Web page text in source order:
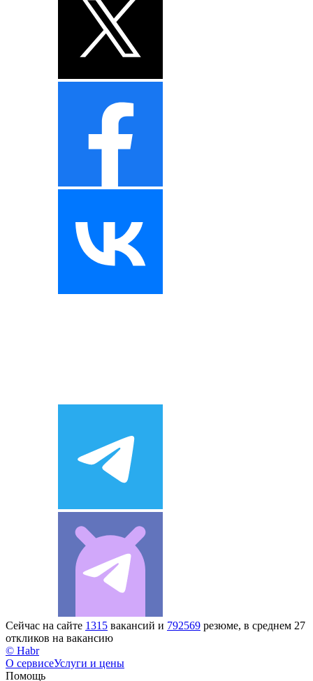
Сейчас на сайте 1315 вакансий и 792569 резюме, в среднем 27
откликов на вакансию
© Habr
О сервисеУслуги и цены
Помощь